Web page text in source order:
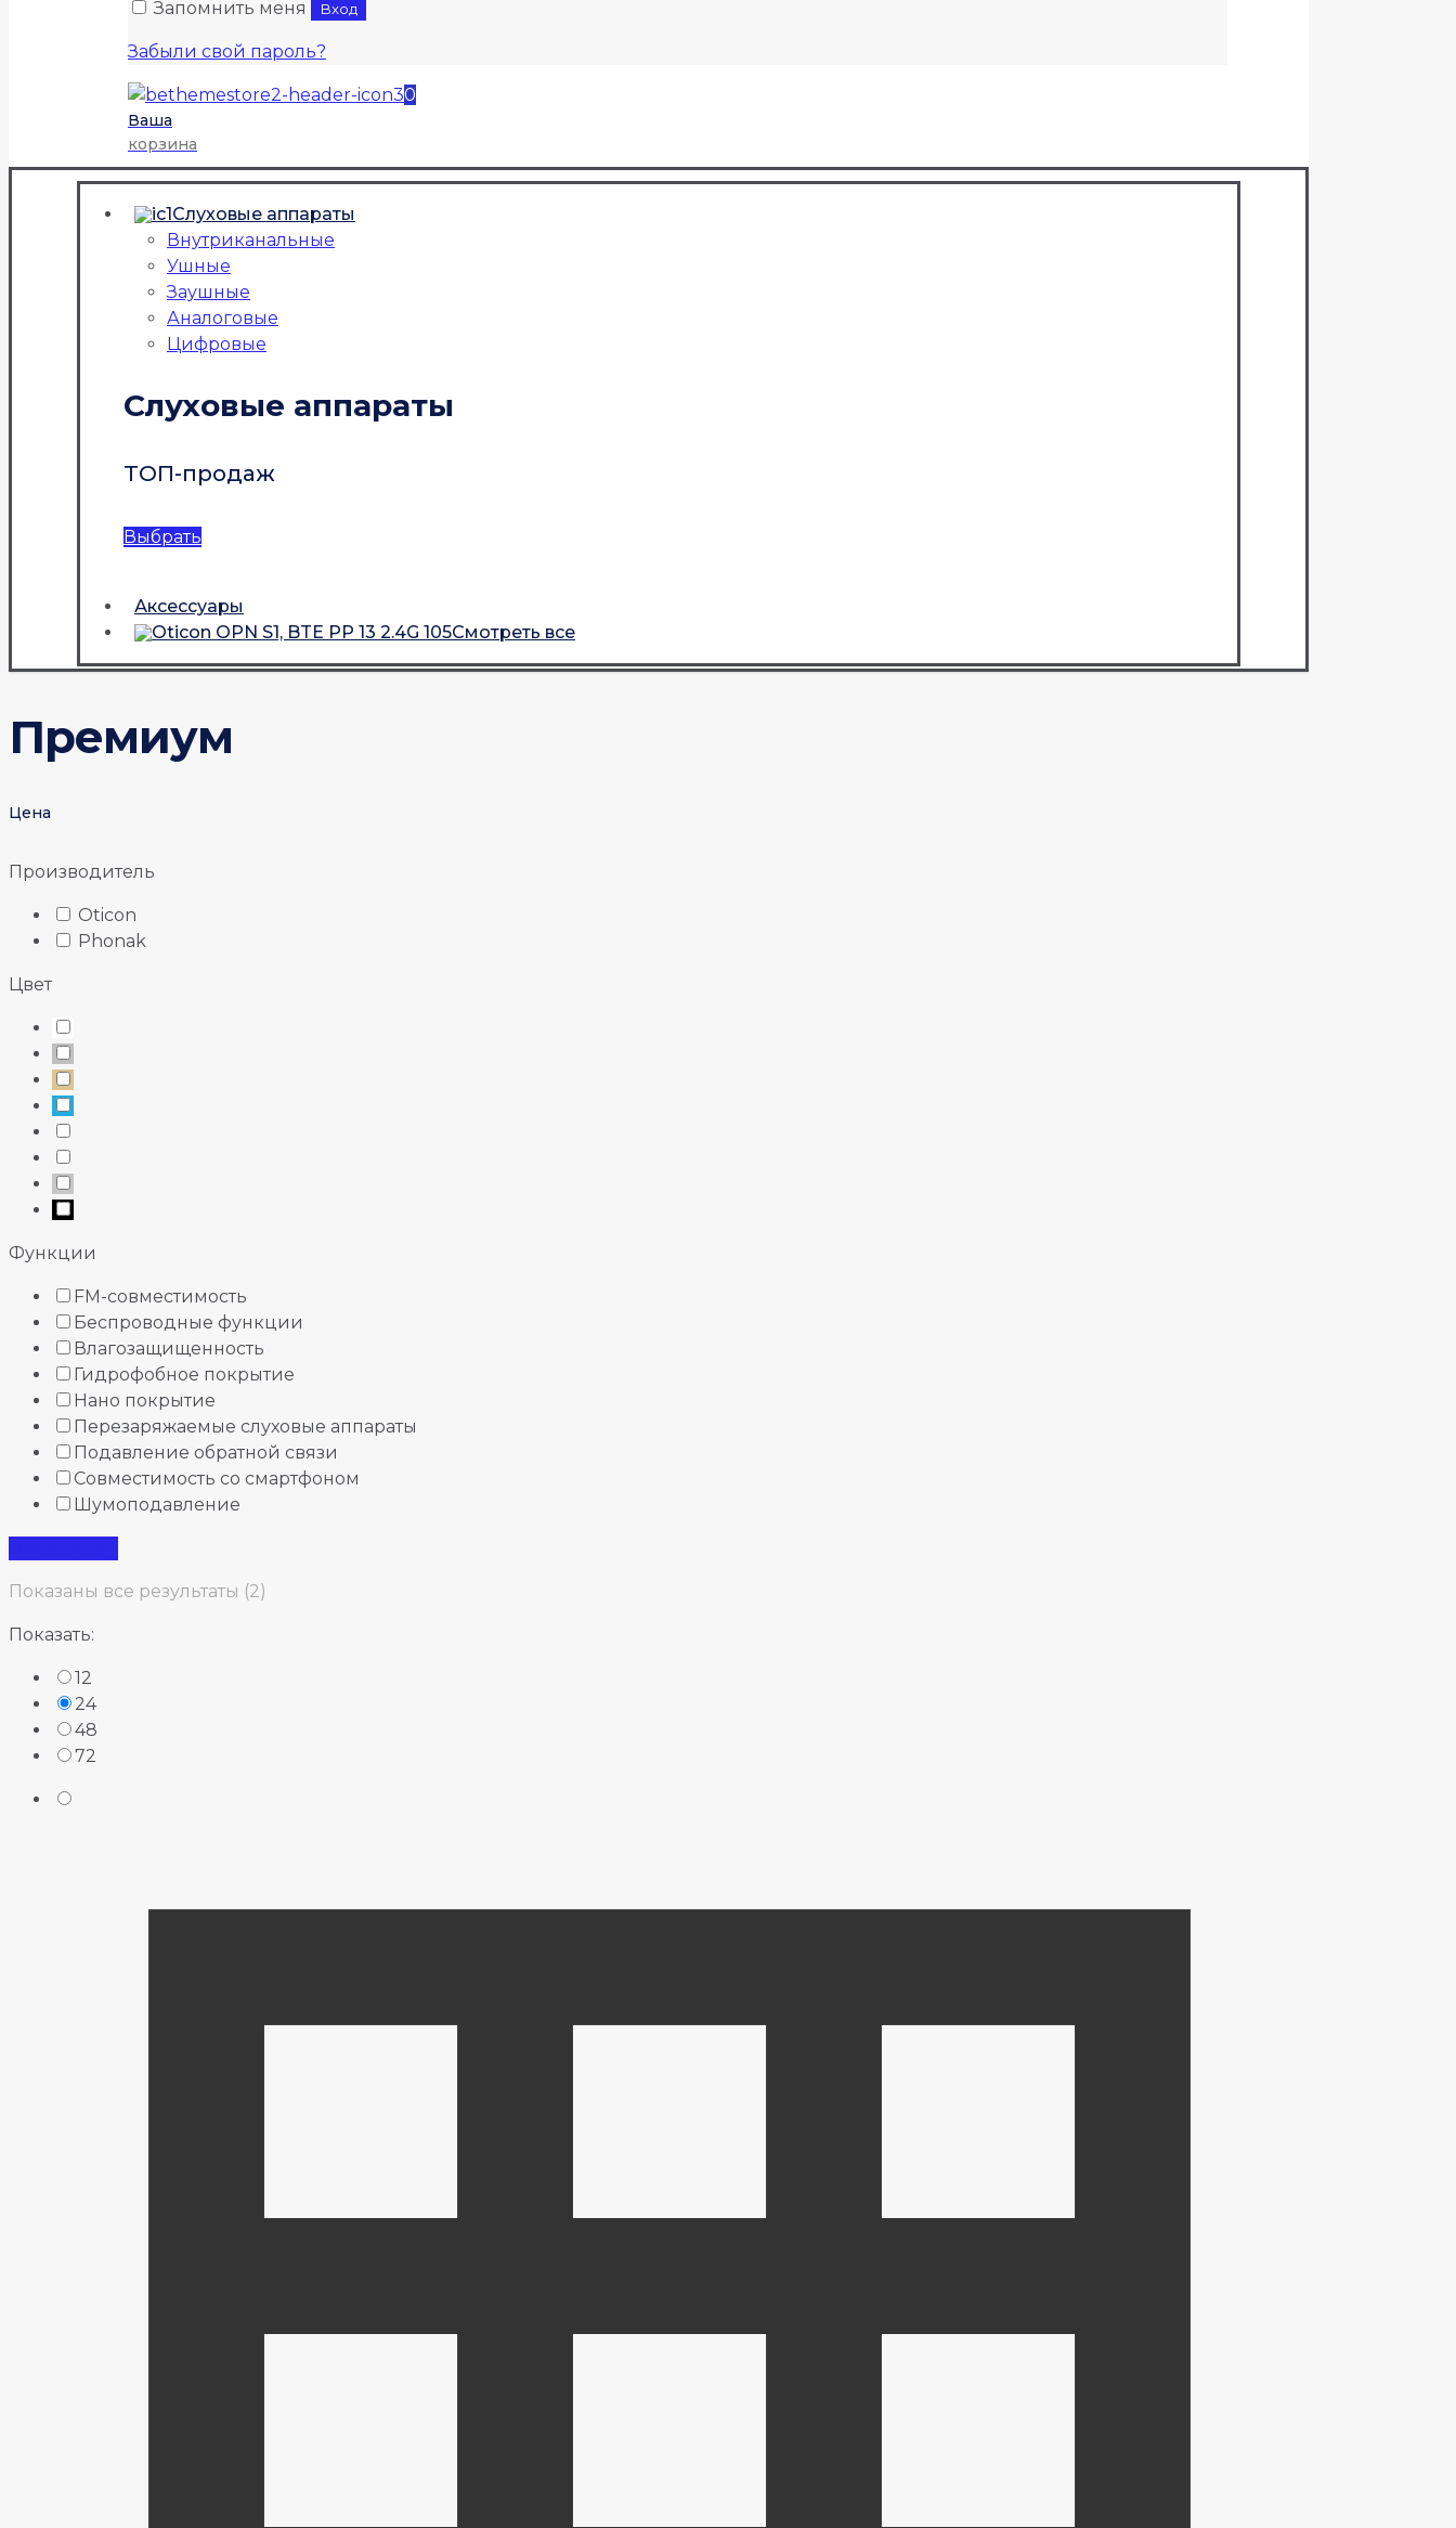
Запомнить меня Вход
Забыли свой пароль?
0
Ваша
корзина
Слуховые аппараты
Внутриканальные
Ушные
Заушные
Аналоговые
Цифровые
Слуховые аппараты
ТОП-продаж
Выбрать
Аксессуары
Смотреть все
Премиум
Цена
Производитель
Oticon
Phonak
Цвет
Функции
FM-совместимость
Беспроводные функции
Влагозащищенность
Гидрофобное покрытие
Нано покрытие
Перезаряжаемые слуховые аппараты
Подавление обратной связи
Совместимость со смартфоном
Шумоподавление
Показаны все результаты (2)
Показать:
12
24
48
72